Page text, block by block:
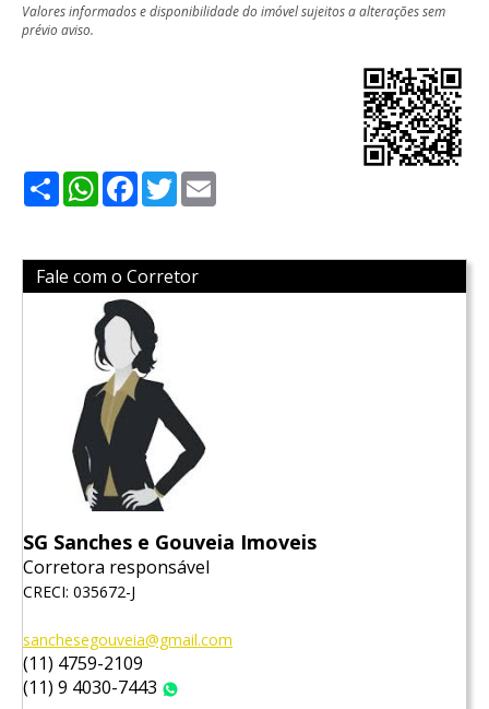
Valores informados e disponibilidade do imóvel sujeitos a alterações sem
prévio aviso.
ShareWhatsApp
Facebook
Twitter
Fale com o Corretor
SG Sanches e Gouveia Imoveis
Corretora responsável
CRECI: 035672-J
sanchesegouveia@gmail.com
(11) 4759-2109
(11) 9 4030-7443